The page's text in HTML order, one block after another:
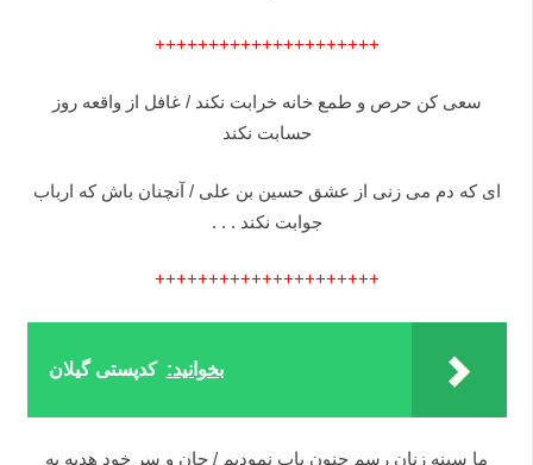
+++++++++++++++++++++
سعی کن حرص و طمع خانه خرابت نکند / غافل از واقعه روز
حسابت نکند
ای که دم می زنی از عشق حسین بن علی / آنچنان باش که ارباب
جوابت نکند . . .
+++++++++++++++++++++
بخوانید: کدپستی گیلان
ما سینه زنان رسم جنون باب نمودیم / جان و سر خود هدیه به